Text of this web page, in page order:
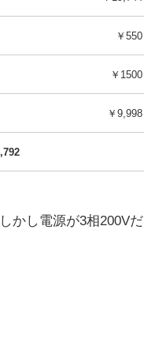
￥550
￥1500
￥9,998
かし電源が3相200Vだ